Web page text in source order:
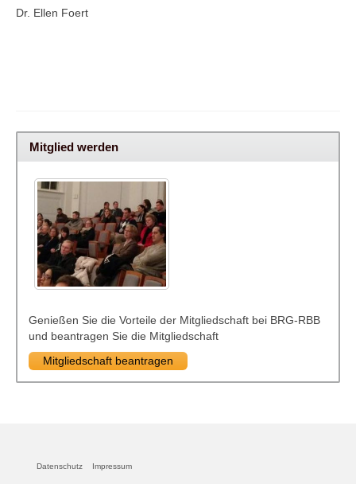
Dr. Ellen Foert
Mitglied werden
Genießen Sie die Vorteile der Mitgliedschaft bei BRG-RBB
und beantragen Sie die Mitgliedschaft
Mitgliedschaft beantragen
Datenschutz Impressum